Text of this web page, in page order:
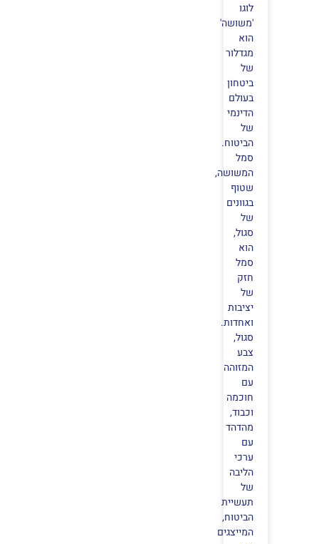
לוגו
'משושה'
הוא
מגדלור
של
ביטחון
בעולם
הדינמי
של
הביטוח.
סמל
המשושה,
שטוף
בגוונים
של
סגול,
הוא
סמל
חזק
של
יציבות
ואחדות.
סגול,
צבע
המזוהה
עם
חוכמה
וכבוד,
מהדהד
עם
ערכי
הליבה
של
תעשיית
הביטוח,
המייצגים